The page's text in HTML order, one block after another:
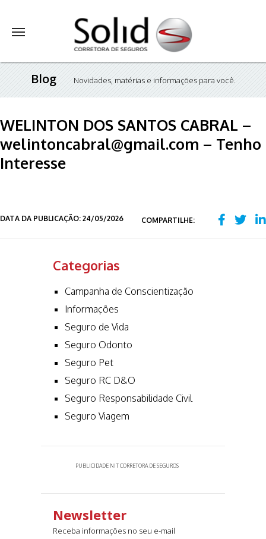
Blog Novidades, matérias e informações para você.
WELINTON DOS SANTOS CABRAL –
welintoncabral@gmail.com – Tenho
Interesse
DATA DA PUBLICAÇÃO: 24/05/2026 COMPARTILHE:
Categorias
Campanha de Conscientização
Informações
Seguro de Vida
Seguro Odonto
Seguro Pet
Seguro RC D&O
Seguro Responsabilidade Civil
Seguro Viagem
PUBLICIDADE NIT CORRETORA DE SEGUROS
Newsletter
Receba informações no seu e-mail